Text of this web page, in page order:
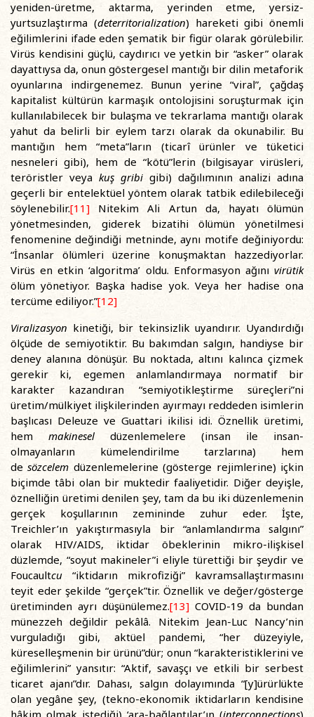
yeniden-üretme, aktarma, yerinden etme, yersiz-
yurtsuzlaştırma (deterritorialization) hareketi gibi önemli
eğilimlerini ifade eden şematik bir figür olarak görülebilir.
Virüs kendisini güçlü, caydırıcı ve yetkin bir “asker” olarak
dayattıysa da, onun göstergesel mantığı bir dilin metaforik
oyunlarına indirgenemez. Bunun yerine “viral”, çağdaş
kapitalist kültürün karmaşık ontolojisini soruşturmak için
kullanılabilecek bir bulaşma ve tekrarlama mantığı olarak
yahut da belirli bir eylem tarzı olarak da okunabilir. Bu
mantığın hem “meta”ların (ticarî ürünler ve tüketici
nesneleri gibi), hem de “kötü”lerin (bilgisayar virüsleri,
teröristler veya kuş gribi gibi) dağılımının analizi adına
geçerli bir entelektüel yöntem olarak tatbik edilebileceği
söylenebilir.[11] Nitekim Ali Artun da, hayatı ölümün
yönetmesinden, giderek bizatihi ölümün yönetilmesi
fenomenine değindiği metninde, aynı motife değiniyordu:
“İnsanlar ölümleri üzerine konuşmaktan hazzediyorlar.
Virüs en etkin ‘algoritma’ oldu. Enformasyon ağını virütik
ölüm yönetiyor. Başka hadise yok. Veya her hadise ona
tercüme ediliyor.”[12]
Viralizasyon kinetiği, bir tekinsizlik uyandırır. Uyandırdığı
ölçüde de semiyotiktir. Bu bakımdan salgın, handiyse bir
deney alanına dönüşür. Bu noktada, altını kalınca çizmek
gerekir ki, egemen anlamlandırmaya normatif bir
karakter kazandıran “semiyotikleştirme süreçleri”ni
üretim/mülkiyet ilişkilerinden ayırmayı reddeden isimlerin
başlıcası Deleuze ve Guattari ikilisi idi. Öznellik üretimi,
hem makinesel düzenlemelere (insan ile insan-
olmayanların kümelendirilme tarzlarına) hem
desözcelem düzenlemelerine (gösterge rejimlerine) içkin
biçimde tâbi olan bir muktedir faaliyetidir. Diğer deyişle,
öznelliğin üretimi denilen şey, tam da bu iki düzenlemenin
gerçek koşullarının zemininde zuhur eder. İşte,
Treichler’ın yakıştırmasıyla bir “anlamlandırma salgını”
olarak HIV/AIDS, iktidar öbeklerinin mikro-ilişkisel
düzlemde, “soyut makineler”i eliyle türettiği bir şeydir ve
Foucaultcu “iktidarın mikrofiziği” kavramsallaştırmasını
teyit eder şekilde “gerçek”tir. Öznellik ve değer/gösterge
üretiminden ayrı düşünülemez.[13] COVID-19 da bundan
münezzeh değildir pekâlâ. Nitekim Jean-Luc Nancy’nin
vurguladığı gibi, aktüel pandemi, “her düzeyiyle,
küreselleşmenin bir ürünü”dür; onun “karakteristiklerini ve
eğilimlerini” yansıtır: “Aktif, savaşçı ve etkili bir serbest
ticaret ajanı”dır. Dahası, salgın dolayımında “[y]ürürlükte
olan yegâne şey, (tekno-ekonomik iktidarların kendisine
hâkim olmak istediği) ‘ara-bağlantılar’ın (interconnections)